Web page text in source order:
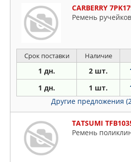
CARBERRY
Ремень
Срок поставки Наличие
1 дн. 2 шт.
1 дн. 1 шт.
Другие предложения
TATSUMI
Ремень